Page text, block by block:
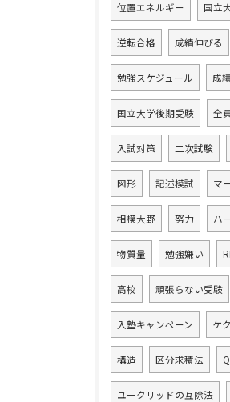
位置エネルギー 国立
逆転合格 成績伸びる
勉強スケジュール 成
国立大学後期受験 全
入試対策 二次試験
図形 記述模試 マ
相模大野 努力 ハ
物質量 勉強嫌い
高校 頑張らない受験
入塾キャンペーン ケ
構造 区分求積法
ユークリッドの互除法